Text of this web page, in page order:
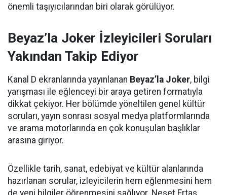
önemli taşıyıcılarından biri olarak görülüyor.
Beyaz’la Joker İzleyicileri Soruları
Yakından Takip Ediyor
Kanal D ekranlarında yayınlanan Beyaz’la Joker, bilgi
yarışması ile eğlenceyi bir araya getiren formatıyla
dikkat çekiyor. Her bölümde yöneltilen genel kültür
soruları, yayın sonrası sosyal medya platformlarında
ve arama motorlarında en çok konuşulan başlıklar
arasına giriyor.
Özellikle tarih, sanat, edebiyat ve kültür alanlarında
hazırlanan sorular, izleyicilerin hem eğlenmesini hem
de yeni bilgiler öğrenmesini sağlıyor. Neşet Ertaş